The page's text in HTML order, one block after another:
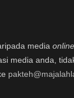
media online
media anda,